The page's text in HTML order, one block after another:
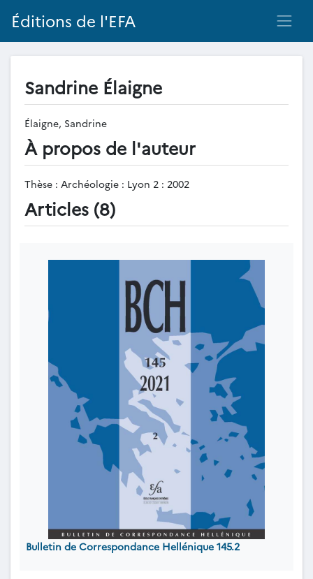
Éditions de l'EFA
Sandrine Élaigne
Élaigne, Sandrine
À propos de l'auteur
Thèse : Archéologie : Lyon 2 : 2002
Articles (8)
Bulletin de Correspondance Hellénique 145.2